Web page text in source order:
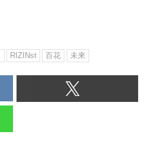
RIZINst 百花 未來